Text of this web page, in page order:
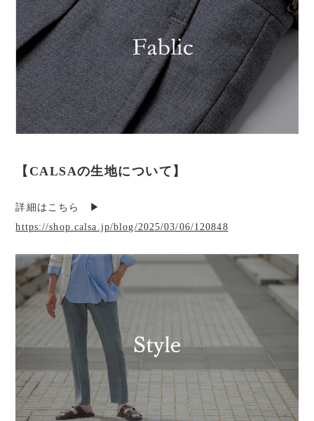
【CALSAの生地について】
詳細はこちら ▶︎
https://shop.calsa.jp/blog/2025/03/06/120848